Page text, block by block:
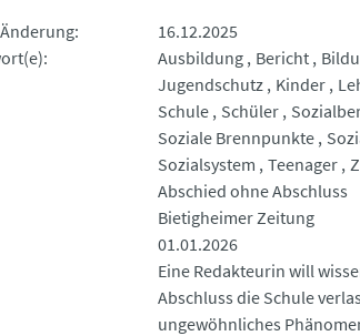
16.12.2025
Ausbildung Bericht
Jugendschutz
Kinder
Schule
Schüler
Soziale Brennpunkte
Sozialsystem Teenager
Abschied ohne Abschluss
Bietigheimer Zeitung
01.01.2026
Eine Redakteurin will
Abschluss die Schule
ungewöhnliches